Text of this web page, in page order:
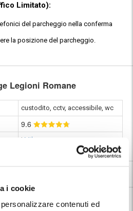
i cookie
contenuti ed
Limitato):
del parcheggio nella conferma
la posizione del parcheggio.
Legioni Romane
custodito, cctv, accessibile, wc
9.6
| Milano
nel Quartiere Ebraico, una zona ricca